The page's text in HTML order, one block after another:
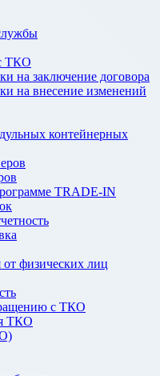
ТКО
на заключение договора
на внесение изменений
контейнерных
TRADE-IN
физических лиц
с ТКО
ТКО